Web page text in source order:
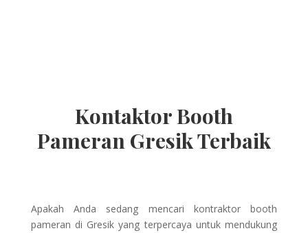
Kontaktor Booth
Pameran Gresik Terbaik
Apakah Anda sedang mencari kontraktor booth
pameran di Gresik yang terpercaya untuk mendukung